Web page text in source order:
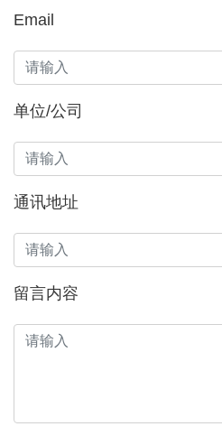
Email
单位/公司
通讯地址
留言内容